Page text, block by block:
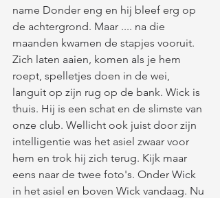
name Donder eng en hij bleef erg op
de achtergrond. Maar .... na die
maanden kwamen de stapjes vooruit.
Zich laten aaien, komen als je hem
roept, spelletjes doen in de wei,
languit op zijn rug op de bank. Wick is
thuis. Hij is een schat en de slimste van
onze club. Wellicht ook juist door zijn
intelligentie was het asiel zwaar voor
hem en trok hij zich terug. Kijk maar
eens naar de twee foto's. Onder Wick
in het asiel en boven Wick vandaag. Nu